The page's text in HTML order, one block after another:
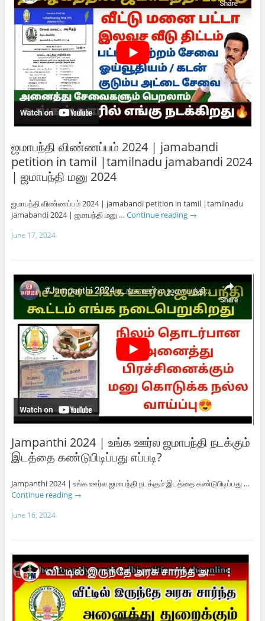
ஜமாபந்தி விண்ணப்பம் 2024 | jamabandi
petition in tamil |tamilnadu jamabandi 2024
| ஜமாபந்தி மனு 2024
ஜமாபந்தி விண்ணப்பம் 2024 | jamabandi petition in tamil |tamilnadu
jamabandi 2024 | ஜமாபந்தி மனு … Continue reading →
June 17, 2024
Jampanthi 2024 | உங்க ஊர்ல ஜமாபந்தி நடக்கும்
இடத்தை கண்டுபிடிப்பது எப்படி?
Jampanthi 2024 | உங்க ஊர்ல ஜமாபந்தி நடக்கும் இடத்தை கண்டுபிடிப்பது …
Continue reading →
June 16, 2024